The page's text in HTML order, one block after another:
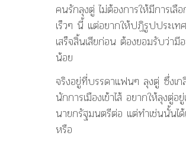
คนรักลุงตู่ ไม่ต้องการให้มีการเลื
เร็วๆ นี้ แต่อยากให้ปฏิรูปประเท
เสร็จสิ้นเสียก่อน ต้องยอมรับว่ามี
น้อย
จริงอยู่ที่บรรดาแฟนๆ ลุงตู่ ซึ่งเก
นักการเมืองเข้าไส้ อยากให้ลุงตู่อ
นายกรัฐมนตรีต่อ แต่ทำเช่นนั้นไ
หรือ